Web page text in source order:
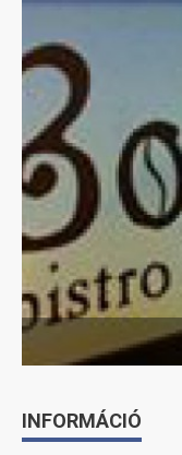
INFORMÁCIÓ